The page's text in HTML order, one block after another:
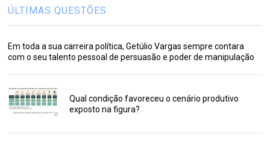
ÚLTIMAS QUESTÕES
Em toda a sua carreira política, Getúlio Vargas sempre contara
com o seu talento pessoal de persuasão e poder de manipulação
Qual condição favoreceu o cenário produtivo
exposto na figura?